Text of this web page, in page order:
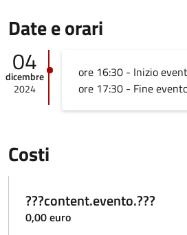
Date e orari
04
dicembre
2024
ore 16:30 - Inizio
ore 17:30 - Fine
Costi
???content.evento.???
0,00 euro